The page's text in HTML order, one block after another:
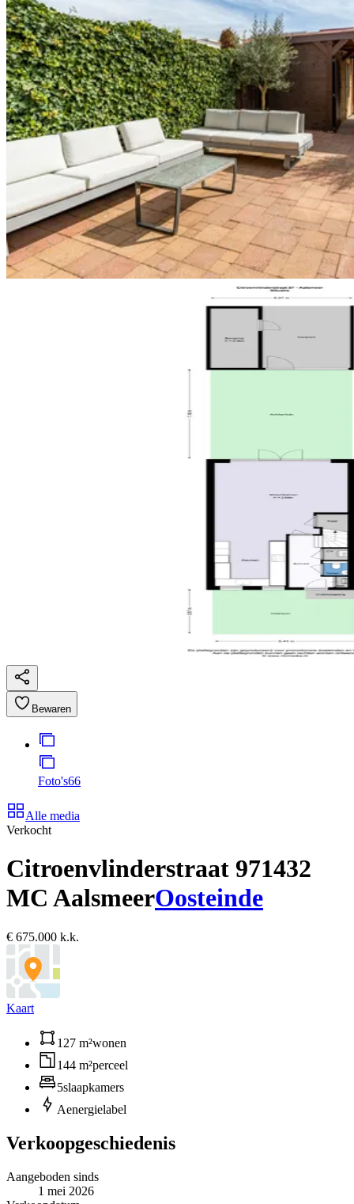
Bewaren
Foto's66
Alle media
Verkocht
Citroenvlinderstraat 971432
MC AalsmeerOosteinde
€ 675.000 k.k.
Kaart
127 m²wonen
144 m²perceel
5slaapkamers
Aenergielabel
Verkoopgeschiedenis
Aangeboden sinds
1 mei 2026